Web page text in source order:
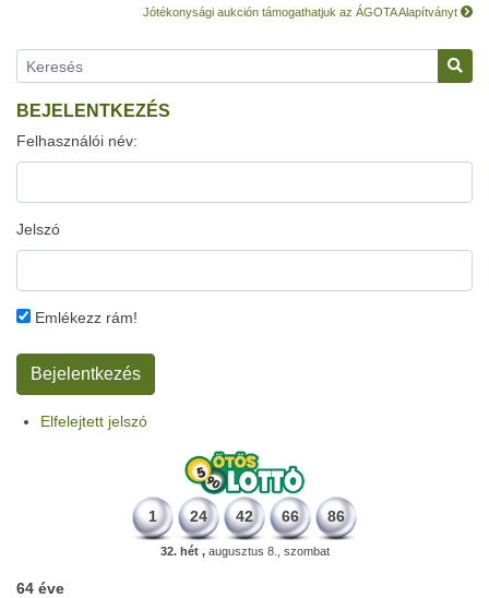
Jótékonysági aukción támogathatjuk az ÁGOTA Alapítványt
BEJELENTKEZÉS
Felhasználói név:
Jelszó
Emlékezz rám!
Elfelejtett jelszó
1 24 42 66 86
32. hét ,augusztus 8., szombat
64 éve